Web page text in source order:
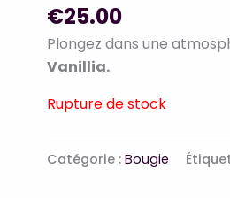
€25.00
Plongez dans une
Vanillia.
Rupture de stock
Catégorie :Bougie